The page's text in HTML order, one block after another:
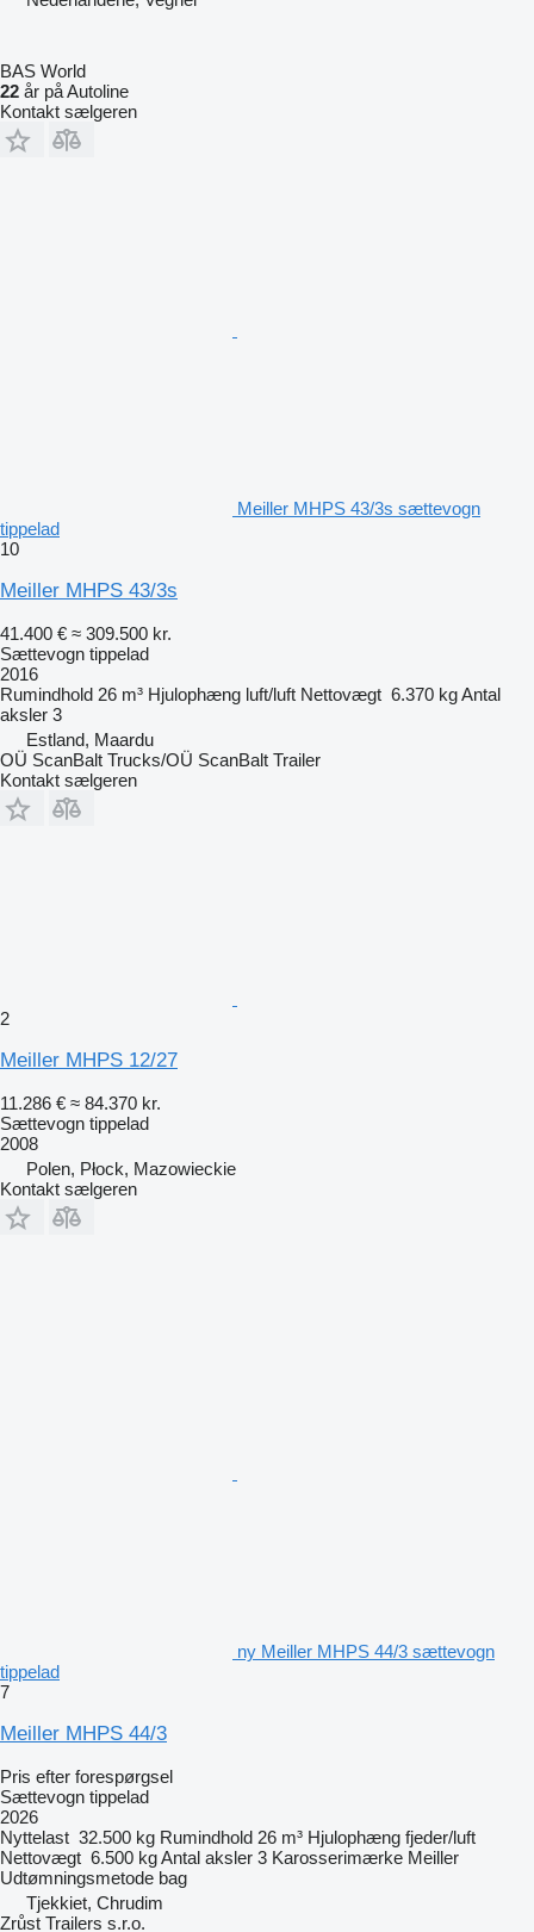
BAS World
22 år på Autoline
Kontakt sælgeren
Meiller MHPS 43/3s sættevogn
tippelad
10
Meiller MHPS 43/3s
41.400 € ≈ 309.500 kr.
Sættevogn tippelad
2016
Rumindhold 26 m³ Hjulophæng luft/luft Nettovægt 6.370 kgAntal
aksler 3
Estland, Maardu
OÜ ScanBalt Trucks/OÜ ScanBalt Trailer
Kontakt sælgeren
2
Meiller MHPS 12/27
11.286 € ≈ 84.370 kr.
Sættevogn tippelad
2008
Polen, Płock, Mazowieckie
Kontakt sælgeren
ny Meiller MHPS 44/3 sættevogn
tippelad
7
Meiller MHPS 44/3
Pris efter forespørgsel
Sættevogn tippelad
2026
Nyttelast 32.500 kg Rumindhold 26 m³ Hjulophæng fjeder/luft
Nettovægt 6.500 kgAntal aksler 3 Karosserimærke Meiller
Udtømningsmetode bag
Tjekkiet, Chrudim
Zrůst Trailers s.r.o.